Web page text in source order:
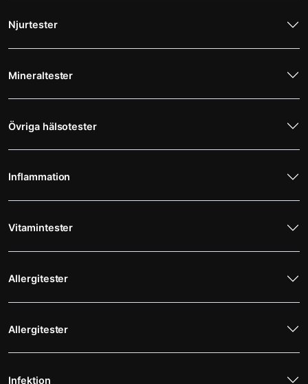
Njurtester
Mineraltester
Övriga hälsotester
Inflammation
Vitamintester
Allergitester
Allergitester
Infektion